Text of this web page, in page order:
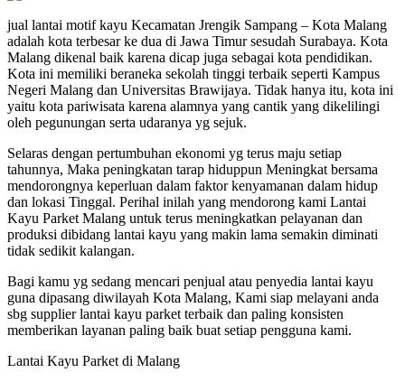
jual lantai motif kayu Kecamatan Jrengik Sampang – Kota Malang
adalah kota terbesar ke dua di Jawa Timur sesudah Surabaya. Kota
Malang dikenal baik karena dicap juga sebagai kota pendidikan.
Kota ini memiliki beraneka sekolah tinggi terbaik seperti Kampus
Negeri Malang dan Universitas Brawijaya. Tidak hanya itu, kota ini
yaitu kota pariwisata karena alamnya yang cantik yang dikelilingi
oleh pegunungan serta udaranya yg sejuk.
Selaras dengan pertumbuhan ekonomi yg terus maju setiap
tahunnya, Maka peningkatan tarap hiduppun Meningkat bersama
mendorongnya keperluan dalam faktor kenyamanan dalam hidup
dan lokasi Tinggal. Perihal inilah yang mendorong kami Lantai
Kayu Parket Malang untuk terus meningkatkan pelayanan dan
produksi dibidang lantai kayu yang makin lama semakin diminati
tidak sedikit kalangan.
Bagi kamu yg sedang mencari penjual atau penyedia lantai kayu
guna dipasang diwilayah Kota Malang, Kami siap melayani anda
sbg supplier lantai kayu parket terbaik dan paling konsisten
memberikan layanan paling baik buat setiap pengguna kami.
Lantai Kayu Parket di Malang